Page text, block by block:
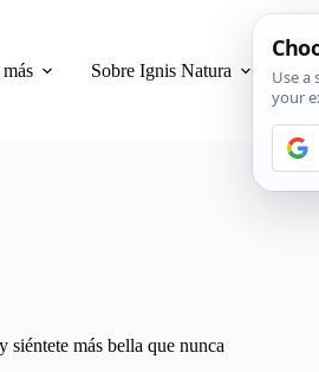
Sobre Ignis Natura
siéntete más bella que nunca